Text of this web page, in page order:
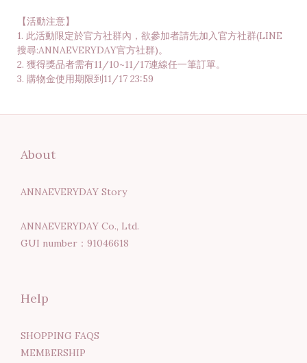
【活動注意】
1. 此活動限定於官方社群內，欲參加者請先加入官方社群(LINE
搜尋:ANNAEVERYDAY官方社群)。
2. 獲得獎品者需有11/10~11/17連線任一筆訂單。
3. 購物金使用期限到11/17 23:59
About
ANNAEVERYDAY Story
ANNAEVERYDAY Co., Ltd.
GUI number：91046618
Help
SHOPPING FAQS
MEMBERSHIP